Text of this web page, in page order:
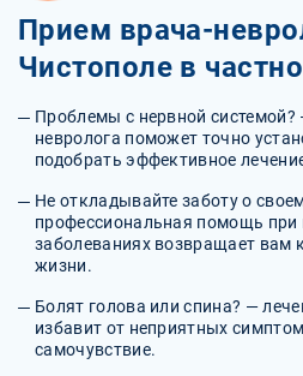
Прием врача-
Чистополе в
Проблемы с нервной системой?
невролога поможет точно
подобрать эффективное
Не откладывайте заботу о
профессиональная помощь при
заболеваниях возвращает вам
жизни.
Болят голова или спина? —
избавит от неприятных
самочувствие.